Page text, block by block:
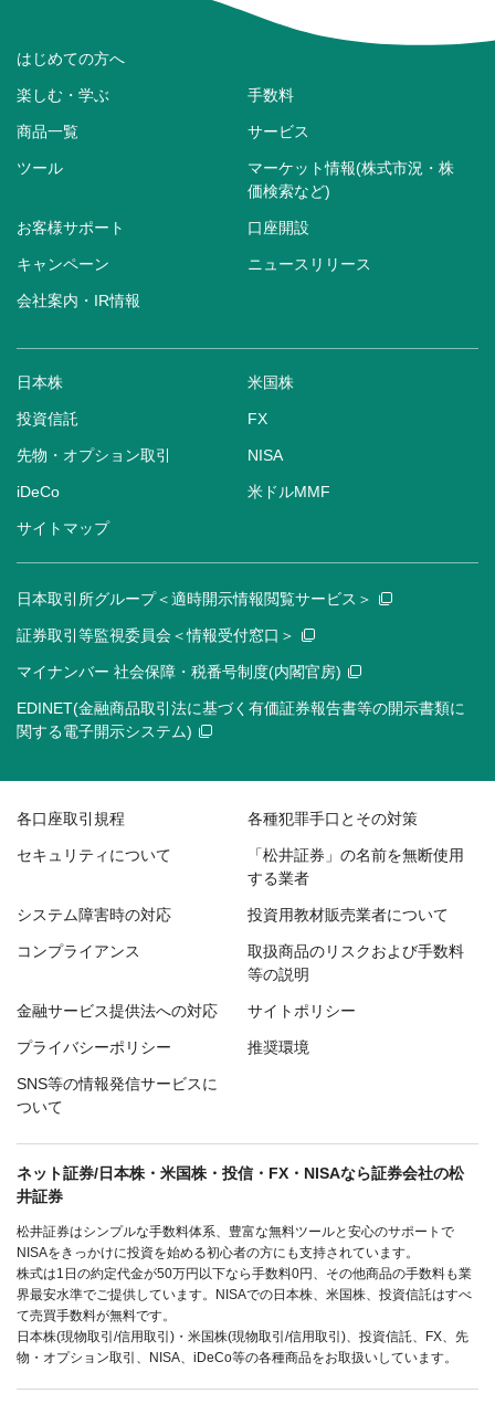
はじめての方へ
楽しむ・学ぶ 手数料
商品一覧 サービス
ツール
マーケット情報(株式市況・株
価検索など)
お客様サポート 口座開設
キャンペーン ニュースリリース
会社案内・IR情報
日本株 米国株
投資信託 FX
先物・オプション取引 NISA
iDeCo 米ドルMMF
サイトマップ
日本取引所グループ＜適時開示情報閲覧サービス＞
証券取引等監視委員会＜情報受付窓口＞
マイナンバー 社会保障・税番号制度(内閣官房)
EDINET(金融商品取引法に基づく有価証券報告書等の開示書類に
関する電子開示システム)
各口座取引規程 各種犯罪手口とその対策
セキュリティについて
「松井証券」の名前を無断使用
する業者
システム障害時の対応 投資用教材販売業者について
コンプライアンス
取扱商品のリスクおよび手数料
等の説明
金融サービス提供法への対応 サイトポリシー
プライバシーポリシー 推奨環境
SNS等の情報発信サービスに
ついて
ネット証券/日本株・米国株・投信・FX・NISAなら証券会社の松
井証券
松井証券はシンプルな手数料体系、豊富な無料ツールと安心のサポートで
NISAをきっかけに投資を始める初心者の方にも支持されています。
株式は1日の約定代金が50万円以下なら手数料0円、その他商品の手数料も業
界最安水準でご提供しています。NISAでの日本株、米国株、投資信託はすべ
て売買手数料が無料です。
日本株(現物取引/信用取引)・米国株(現物取引/信用取引)、投資信託、FX、先
物・オプション取引、NISA、iDeCo等の各種商品をお取扱いしています。